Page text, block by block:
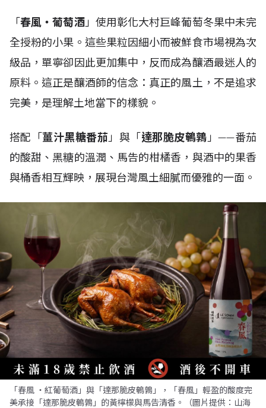
「春風・葡萄酒」使用彰化大村巨峰葡萄冬果中未完
全授粉的小果。這些果粒因細小而被鮮食市場視為次
級品，單寧卻因此更加集中，反而成為釀酒最迷人的
原料。這正是釀酒師的信念：真正的風土，不是追求
完美，是理解土地當下的樣貌。
搭配「薑汁黑糖番茄」與「達那脆皮鵪鶉」——番茄
的酸甜、黑糖的溫潤、馬告的柑橘香，與酒中的果香
與桶香相互輝映，展現台灣風土細膩而優雅的一面。
「春風 ・紅葡萄酒」與「達那脆皮鵪鶉」，「春風」輕盈的酸度完
美承接「達那脆皮鵪鶉」的黃檸檬與馬告清香。（圖片提供：山海